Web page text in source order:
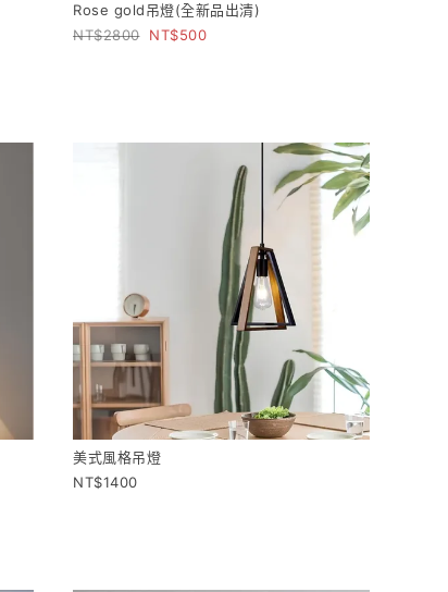
Rose gold吊燈(全新品出清)
2800
500
美式風格吊燈
1400